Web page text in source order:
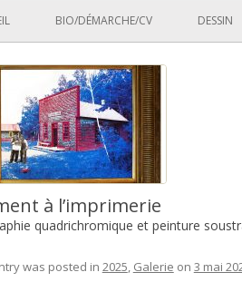
BIO/DÉMARCHE/CV DESSIN
à l’imprimerie
quadrichromique et peinture
was posted in 2025, Galerie on 3 mai